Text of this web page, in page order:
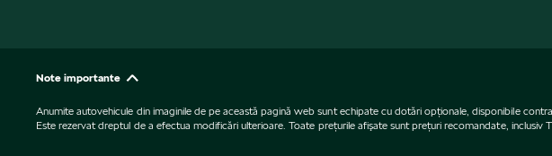
Note importante
Anumite autovehicule din imaginile de pe această pagină web sunt echipate cu dotări opţionale, disponibile
Este rezervat dreptul de a efectua modificări ulterioare. Toate preţurile afişate sunt preţuri recomandate, inclusiv